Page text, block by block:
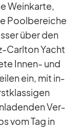
Wein­karte,
Pool­be­rei­che
über den
Carl­ton Yacht
In­nen- und
ein, mit in­
Ver­
vom Tag in